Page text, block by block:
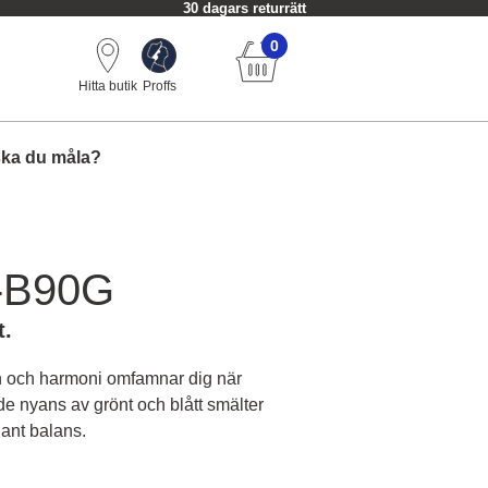
30 dagars returrätt
Hitta butik Proffs
0
du måla?
harmoni omfamnar dig när
nyans av grönt och blått smälter
balans.